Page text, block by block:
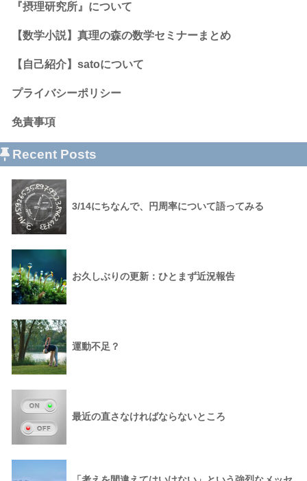
『摂理研究所』について
【数学小説】真理の森の数学セミナーまとめ
【自己紹介】satoについて
プライバシーポリシー
免責事項
Recent Posts
3/14にちなんで、円周率について語ってみる
お久しぶりの更新：ひとまず近況報告
運動不足？
最近の直さなければならないところ